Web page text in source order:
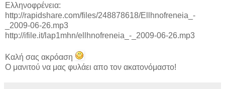
Ελληνοφρένεια:
http://rapidshare.com/files/248878618/Ellhnofreneia_-
_2009-06-26.mp3
http://ifile.it/lap1mhn/ellhnofreneia_-_2009-06-26.mp3
Καλή σας ακρόαση
O μανιτού να μας φυλάει απο τον ακατονόμαστο!